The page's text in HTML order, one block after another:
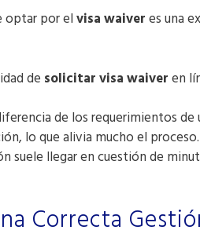
optar por elvisa waiveres una
de solicitar visa waiveren
de los requerimientos de
lo que alivia mucho el proceso.
suele llegar en cuestión de
Correcta